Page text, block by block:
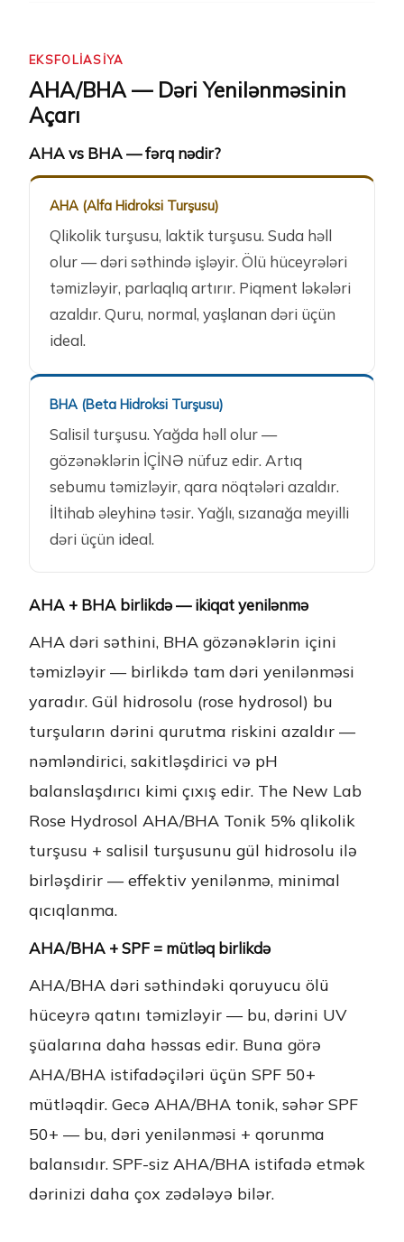
EKSFOLIASIYA
AHA/BHA — Dəri Yenilənməsinin
Açarı
AHA vs BHA — fərq nədir?
AHA (Alfa Hidroksi Turşusu)
Qlikolik turşusu, laktik turşusu. Suda həll
olur — dəri səthində işləyir. Ölü hüceyrələri
təmizləyir, parlaqlıq artırır. Piqment ləkələri
azaldır. Quru, normal, yaşlanan dəri üçün
ideal.
BHA (Beta Hidroksi Turşusu)
Salisil turşusu. Yağda həll olur —
gözənəklərin İÇİNƏ nüfuz edir. Artıq
sebumu təmizləyir, qara nöqtələri azaldır.
İltihab əleyhinə təsir. Yağlı, sızanağa meyilli
dəri üçün ideal.
AHA + BHA birlikdə — ikiqat yenilənmə
AHA dəri səthini, BHA gözənəklərin içini
təmizləyir — birlikdə tam dəri yenilənməsi
yaradır. Gül hidrosolu (rose hydrosol) bu
turşuların dərini qurutma riskini azaldır —
nəmləndirici, sakitləşdirici və pH
balanslaşdırıcı kimi çıxış edir. The New Lab
Rose Hydrosol AHA/BHA Tonik 5% qlikolik
turşusu + salisil turşusunu gül hidrosolu ilə
birləşdirir — effektiv yenilənmə, minimal
qıcıqlanma.
AHA/BHA + SPF = mütləq birlikdə
AHA/BHA dəri səthindəki qoruyucu ölü
hüceyrə qatını təmizləyir — bu, dərini UV
şüalarına daha həssas edir. Buna görə
AHA/BHA istifadəçiləri üçün SPF 50+
mütləqdir. Gecə AHA/BHA tonik, səhər SPF
50+ — bu, dəri yenilənməsi + qorunma
balansıdır. SPF-siz AHA/BHA istifadə etmək
dərinizi daha çox zədələyə bilər.